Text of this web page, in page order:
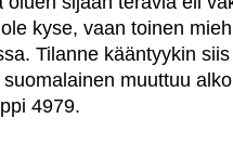
kyse, vaan toinen
Tilanne kääntyykin
muuttuu
4979.